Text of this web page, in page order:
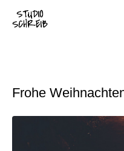
Frohe